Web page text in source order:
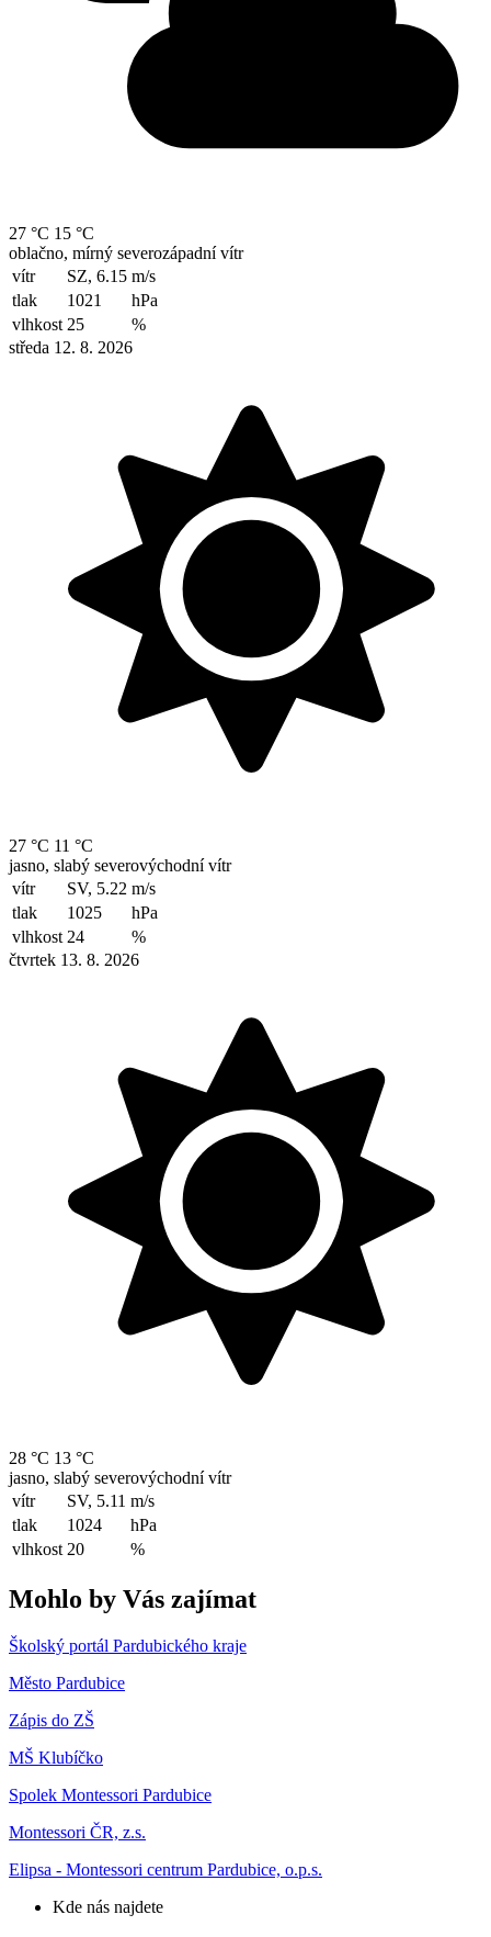
27 °C 15 °C
oblačno, mírný severozápadní vítr
vítr
SZ, 6.15 m/s
tlak
1021
hPa
vlhkost 25
%
středa 12. 8. 2026
27 °C 11 °C
jasno, slabý severovýchodní vítr
vítr
SV, 5.22 m/s
tlak
1025
hPa
vlhkost 24
%
čtvrtek 13. 8. 2026
28 °C 13 °C
jasno, slabý severovýchodní vítr
vítr
SV, 5.11 m/s
tlak
1024
hPa
vlhkost 20 %
Mohlo by Vás zajímat
Školský portál Pardubického kraje
Město Pardubice
Zápis do ZŠ
MŠ Klubíčko
Spolek Montessori Pardubice
Montessori ČR, z.s.
Elipsa - Montessori centrum Pardubice, o.p.s.
Kde nás najdete